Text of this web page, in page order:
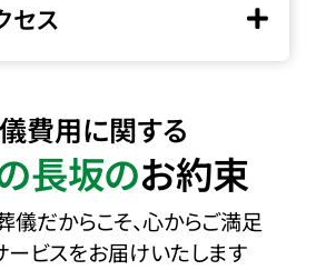
セス
費用に関する
長坂のお約束
だからこそ、心からご満足
ービスをお届けいたします